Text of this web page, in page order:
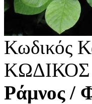
Κωδικός
ΚΩΔΙΚΟΣ
Ράμνος /